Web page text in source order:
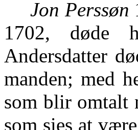
Jon Perssøn
1702, døde
Andersdatter
manden; med
som blir omtalt
som sies at